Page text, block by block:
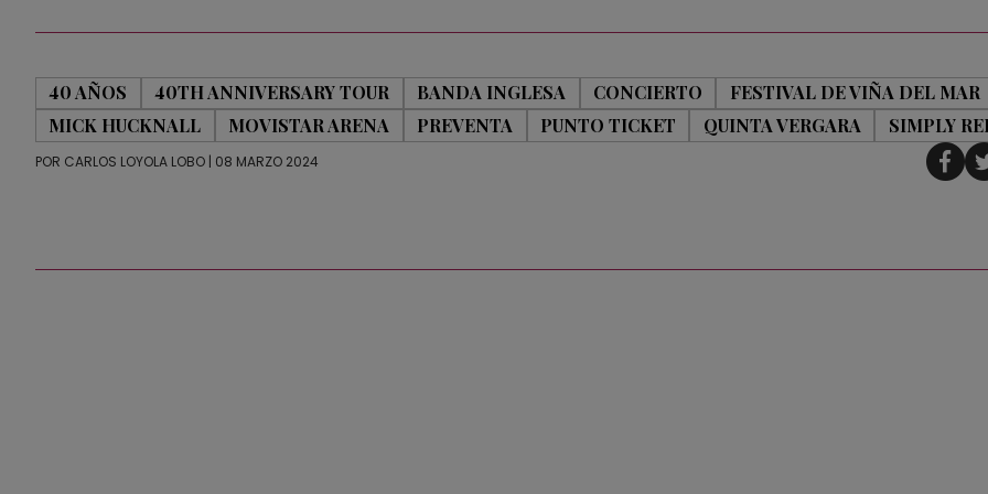
40 AÑOS 40TH ANNIVERSARY TOUR BANDA INGLESA CONCIERTO
FESTIVAL DE VIÑA DEL MAR
MICK HUCKNALL
MOVISTAR ARENA PREVENTA PUNTO TICKET QUINTA VERGARA SIMPLY
POR CARLOS LOYOLA LOBO | 08 MARZO 2024